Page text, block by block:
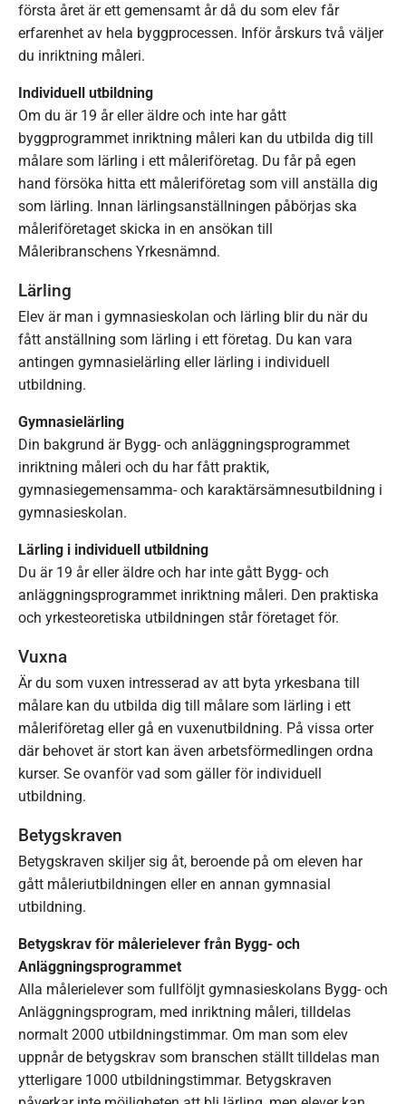
första året är ett gemensamt år då du som elev får
erfarenhet av hela byggprocessen. Inför årskurs två väljer
du inriktning måleri.
Individuell utbildning
Om du är 19 år eller äldre och inte har gått
byggprogrammet inriktning måleri kan du utbilda dig till
målare som lärling i ett måleriföretag. Du får på egen
hand försöka hitta ett måleriföretag som vill anställa dig
som lärling. Innan lärlingsanställningen påbörjas ska
måleriföretaget skicka in en ansökan till
Måleribranschens Yrkesnämnd.
Lärling
Elev är man i gymnasieskolan och lärling blir du när du
fått anställning som lärling i ett företag. Du kan vara
antingen gymnasielärling eller lärling i individuell
utbildning.
Gymnasielärling
Din bakgrund är Bygg- och anläggningsprogrammet
inriktning måleri och du har fått praktik,
gymnasiegemensamma- och karaktärsämnesutbildning i
gymnasieskolan.
Lärling i individuell utbildning
Du är 19 år eller äldre och har inte gått Bygg- och
anläggningsprogrammet inriktning måleri. Den praktiska
och yrkesteoretiska utbildningen står företaget för.
Vuxna
Är du som vuxen intresserad av att byta yrkesbana till
målare kan du utbilda dig till målare som lärling i ett
måleriföretag eller gå en vuxenutbildning. På vissa orter
där behovet är stort kan även arbetsförmedlingen ordna
kurser. Se ovanför vad som gäller för individuell
utbildning.
Betygskraven
Betygskraven skiljer sig åt, beroende på om eleven har
gått måleriutbildningen eller en annan gymnasial
utbildning.
Betygskrav för målerielever från Bygg- och
Anläggningsprogrammet
Alla målerielever som fullföljt gymnasieskolans Bygg- och
Anläggningsprogram, med inriktning måleri, tilldelas
normalt 2000 utbildningstimmar. Om man som elev
uppnår de betygskrav som branschen ställt tilldelas man
ytterligare 1000 utbildningstimmar. Betygskraven